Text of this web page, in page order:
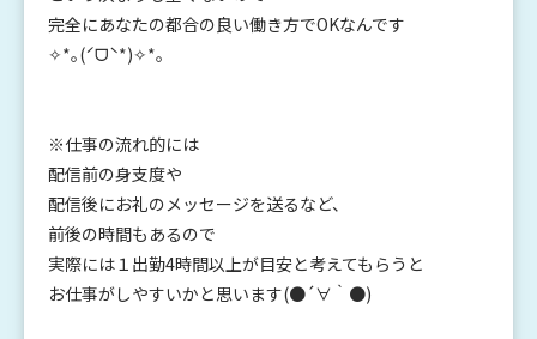
完全にあなたの都合の良い働き方でOKなんです
✧*｡(ˊᗜˋ*)✧*｡
※仕事の流れ的には
配信前の身支度や
配信後にお礼のメッセージを送るなど、
前後の時間もあるので
実際には１出勤4時間以上が目安と考えてもらうと
お仕事がしやすいかと思います(●´∀｀●)